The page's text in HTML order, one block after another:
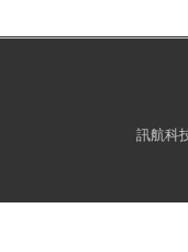
訊航科